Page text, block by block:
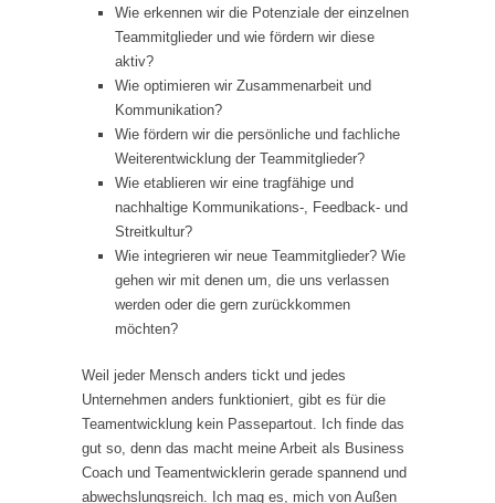
Wie erkennen wir die Potenziale der einzelnen
Teammitglieder und wie fördern wir diese
aktiv?
Wie optimieren wir Zusammenarbeit und
Kommunikation?
Wie fördern wir die persönliche und fachliche
Weiterentwicklung der Teammitglieder?
Wie etablieren wir eine tragfähige und
nachhaltige Kommunikations-, Feedback- und
Streitkultur?
Wie integrieren wir neue Teammitglieder? Wie
gehen wir mit denen um, die uns verlassen
werden oder die gern zurückkommen
möchten?
Weil jeder Mensch anders tickt und jedes
Unternehmen anders funktioniert, gibt es für die
Teamentwicklung kein Passepartout. Ich finde das
gut so, denn das macht meine Arbeit als Business
Coach und Teamentwicklerin gerade spannend und
abwechslungsreich. Ich mag es, mich von Außen